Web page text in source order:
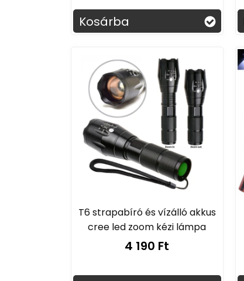
Kosárba
T6 strapabíró és vízálló akkus
cree led zoom kézi lámpa
4 190 Ft